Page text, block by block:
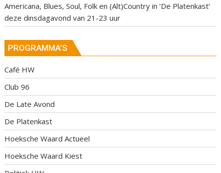
Americana, Blues, Soul, Folk en (Alt)Country in ‘De Platenkast’
deze dinsdagavond van 21-23 uur
PROGRAMMA’S
Café HW
Club 96
De Late Avond
De Platenkast
Hoeksche Waard Actueel
Hoeksche Waard Kiest